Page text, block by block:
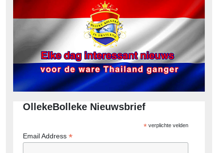
OllekeBolleke Nieuwsbrief
*verplichte velden
Email Address *